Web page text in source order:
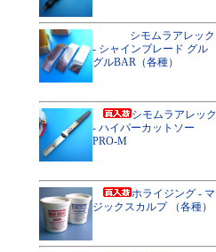
シモムラアレック
- シャインブレード グル
グルBAR（各種）
シモムラアレック
- ハイパーカットソー
PRO-M
ホライジング - マ
ジックスカルプ （各種）